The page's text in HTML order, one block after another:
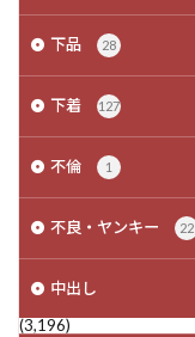
下品 28
下着 127
不倫 1
不良・ヤンキー 22
中出し
(3,196)